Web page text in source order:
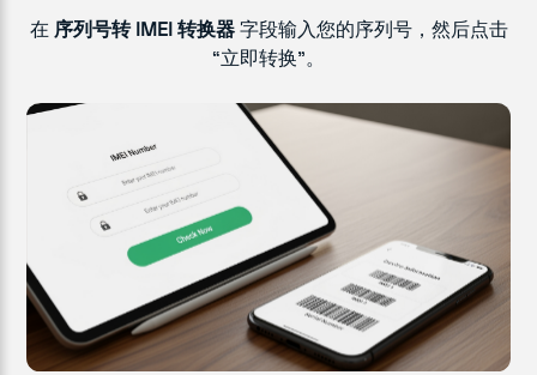
在 序列号转 IMEI 转换器字段输入您的序列号，然后点击
“立即转换”。